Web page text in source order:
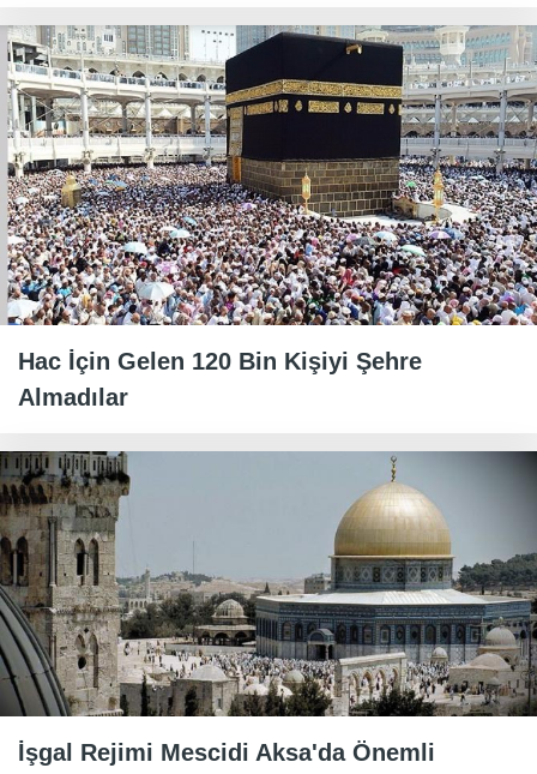
Hac İçin Gelen 120 Bin Kişiyi Şehre
Almadılar
İşgal Rejimi Mescidi Aksa'da Önemli